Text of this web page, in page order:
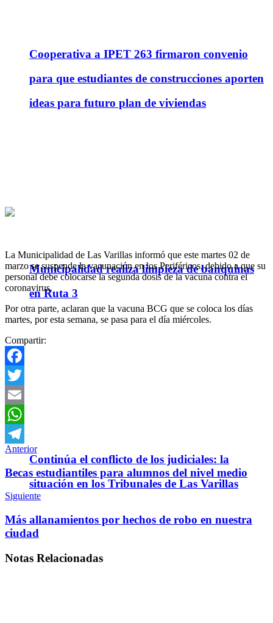
Cooperativa a IPET 263 firmaron convenio
para que estudiantes de construcciones aporten
ideas para futuro plan de viviendas
Municipalidad realiza limpieza de banquinas
en Ruta 3
Continúa el conflicto de los judiciales: la
situación en los Tribunales de Las Varillas
La Municipalidad de Las Varillas informó que este martes 02 de
marzo se suspende la vacunación en los Periféricos, debido a que su
personal debe colocarse la segunda dosis de la vacuna contra el
coronavirus.
Por otra parte, aclaran que la vacuna BCG que se coloca los días
martes, por esta semana, se pasa para el día miércoles.
Compartir:
Facebook
Twitter
Email
WhatsApp
Telegram
Anterior
Becas estudiantiles para alumnos del nivel medio
Siguiente
Más allanamientos por hechos de robo en nuestra
ciudad
Notas Relacionadas